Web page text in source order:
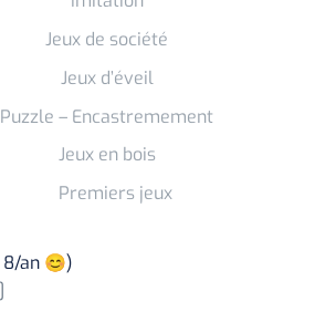
Jeux de société
Jeux d’éveil
Puzzle – Encastremement
Jeux en bois
Premiers jeux
an 😊)